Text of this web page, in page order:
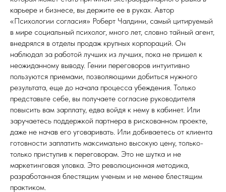
карьере и бизнесе, вы держите ее в руках. Автор
«Психологии согласия» Роберт Чалдини, самый цитируемый
в мире социальный психолог, много лет, словно тайный агент,
внедрялся в отделы продаж крупных корпораций. Он
наблюдал за работой лучших из лучших, пока не пришел к
неожиданному выводу. Гении переговоров интуитивно
пользуются приемами, позволяющими добиться нужного
результата, еще до начала процесса убеждения. Только
представьте себе, вы получаете согласие руководителя
повысить вам зарплату, едва войдя к нему в кабинет. Или
заручаетесь поддержкой партнера в рискованном проекте,
даже не начав его уговаривать. Или добиваетесь от клиента
готовности заплатить максимально высокую цену, только-
только приступив к переговорам. Это не шутка и не
маркетинговая уловка. Это революционная методика,
разработанная блестящим ученым и не менее блестящим
практиком.